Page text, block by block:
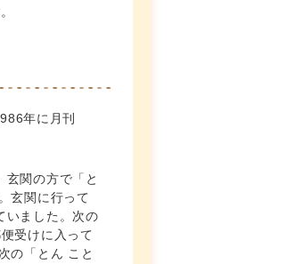
年に月刊
玄関の方で「と
玄関に行って
いました。次の
受けに入って
の「とん こと